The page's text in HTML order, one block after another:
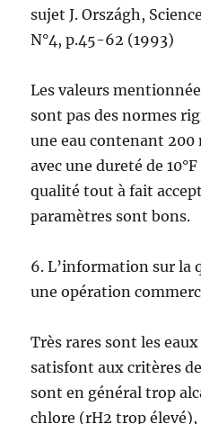
sujet J. Országh,
N°4, p.45-62 (1993)
Les valeurs
sont pas des normes
une eau contenant
avec une dureté de
qualité tout à fait
paramètres sont bons.
6. L’information sur la
une opération
Très rares sont les
satisfont aux critères
sont en général trop
chlore (rH2 trop